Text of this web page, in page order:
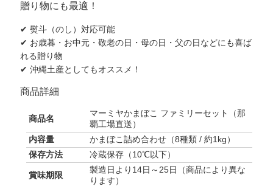
贈り物にも最適！
✔ 熨斗（のし）対応可能
✔ お歳暮・お中元・敬老の日・母の日・父の日などにも喜ば
れる贈り物
✔ 沖縄土産としてもオススメ！
商品詳細
商品名
マーミヤかまぼこ ファミリーセット（那
覇工場直送）
内容量
かまぼこ詰め合わせ（8種類 / 約1kg）
保存方法
冷蔵保存（10℃以下）
賞味期限
製造日より14日～25日（商品により異な
ります）